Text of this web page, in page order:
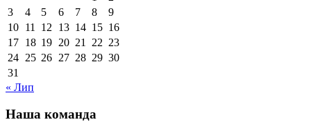
3
4 5 6 7 8
9
10 11 12 13 14 15 16
17 18 19 20 21 22 23
24 25 26 27 28 29 30
31
« Лип
Наша команда